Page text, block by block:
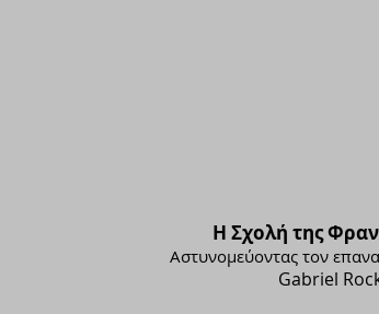
Η Σχολή της
Αστυνομεύοντας τον
Gabriel